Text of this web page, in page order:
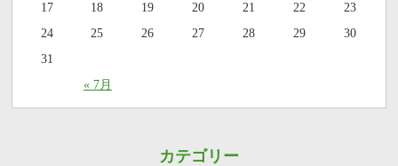
« 7月
17
18 19 20 21 22
23
24
25 26 27 28 29
30
31
カテゴリー